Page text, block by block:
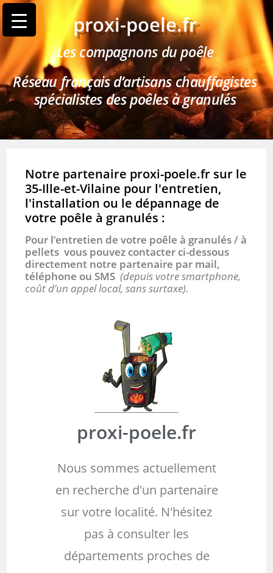
proxi-poele.fr
Les compagnons du poêle
Réseau français d’artisans chauffagistes
spécialistes des poêles à granulés
Notre partenaire proxi-poele.fr sur le
35-Ille-et-Vilaine pour l'entretien,
l'installation ou le dépannage de
votre poêle à granulés :
Pour l’entretien de votre poêle à granulés / à
pellets vous pouvez contacter ci-dessous
directement notre partenaire par mail,
téléphone ou SMS(depuis votre smartphone,
coût d’un appel local, sans surtaxe).
proxi-poele.fr
Nous sommes actuellement
en recherche d'un partenaire
sur votre localité. N'hésitez
pas à consulter les
départements proches de